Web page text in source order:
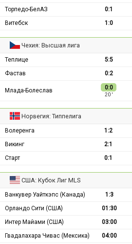
Торпедо-БелАЗ
0:1
Витебск
1:0
Чехия: Высшая лига
Теплице 5:5
Фастав
0:2
Млада-Болеслав 0:0
20 ′
Норвегия: Типпелига
Волеренга 1:2
Викинг
2:1
Старт
0:1
США: Кубок Лиг MLS
Ванкувер Уайткэпс (Канада) 1:3
Орландо Сити (США)
01:30
Интер Майами (США)
03:00
Гвадалахара Чивас (Мексика)
04:00